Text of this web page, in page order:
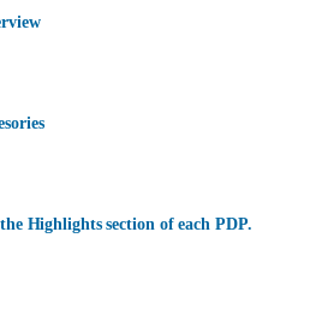
Highlights section of each PDP.